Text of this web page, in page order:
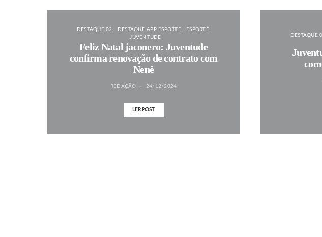
DESTAQUE 02 DESTAQUE APP ESPORTE
ESPORTE
JUVENTUDE
Feliz Natal jaconero: Juventude
confirma renovação de contrato com
Nenê
REDAÇÃO 24/12/2024
LER POST
DESTAQUE